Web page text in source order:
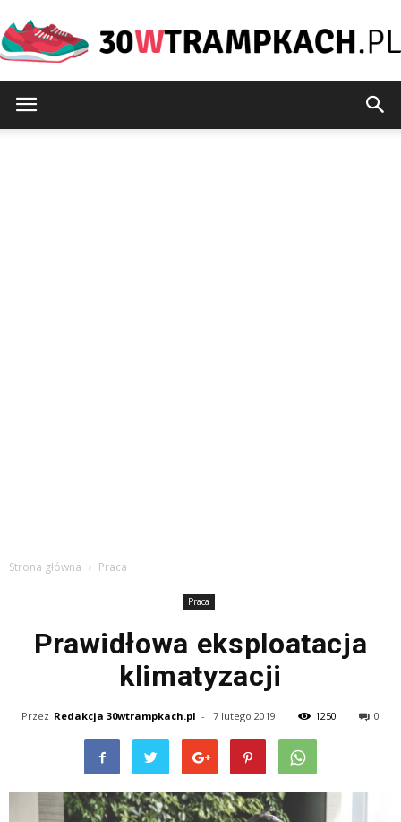
Strona główna Praca
Praca
Prawidłowa eksploatacja
klimatyzacji
Przez Redakcja 30wtrampkach.pl - 7 lutego 2019 1250 0